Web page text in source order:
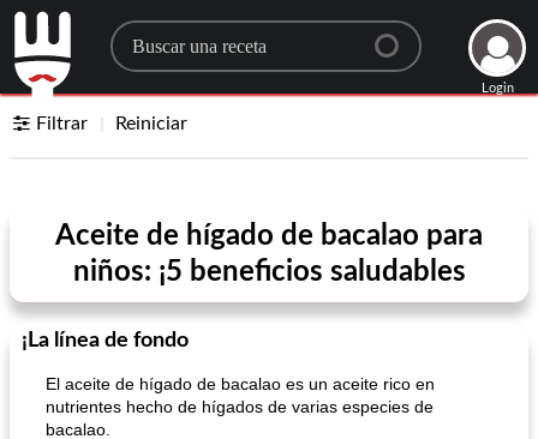
Search for a recipe
Login
Filtrar Reiniciar
Aceite de hígado de bacalao para
niños: ¡5 beneficios saludables
¡La línea de fondo
El aceite de hígado de bacalao es un aceite rico en
nutrientes hecho de hígados de varias especies de
bacalao.